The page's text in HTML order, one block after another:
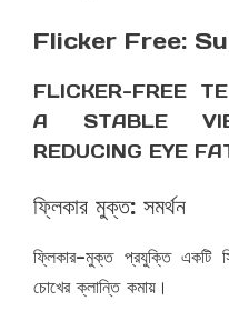
Flicker Free:
FLICKER-FREE
A STABLE
REDUCING EYE
ফ্লিকার মুক্ত: সমর্থন
ফ্লিকার-মুক্ত প্রযুক্তি একটি
চোখের ক্লান্তি কমায়।